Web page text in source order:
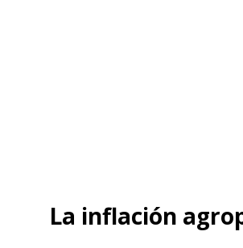
La inflación